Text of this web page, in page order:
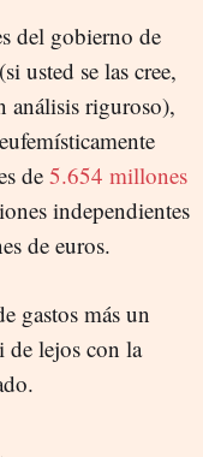
del gobierno de
usted se las cree,
análisis riguroso),
de 5.654 millones
independientes
de euros.
gastos más un
de lejos con la